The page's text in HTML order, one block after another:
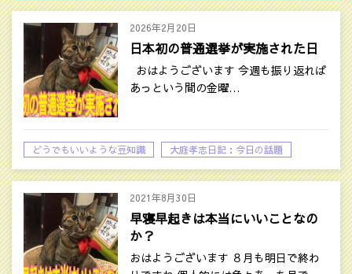
2026年2月20日
日本初の普通選挙が実施された日
おはようございます 今週も振り返れば
あっという間の金曜…
どうでもいいような豆知識 大庭孝志日記：今日の話題
2021年8月30日
早寝早起きは本当にいいことなの
か？
おはようございます ８月も明日で終わ